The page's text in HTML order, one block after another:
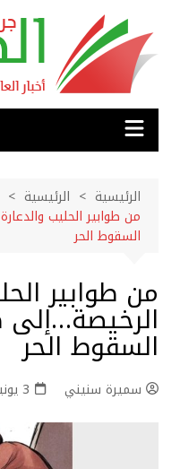
المحتوى
الرئيسية
الرئيسية
من طوابير الحليب
السقوط الحر
من طوابير
الرخيصة…إلى
السقوط الحر
سميرة سنيني 3 يونيو 2026